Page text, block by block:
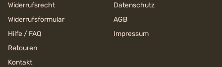
Widerrufsrecht
Widerrufsformular
Hilfe / FAQ
Retouren
Kontakt
Datenschutz
AGB
Impressum